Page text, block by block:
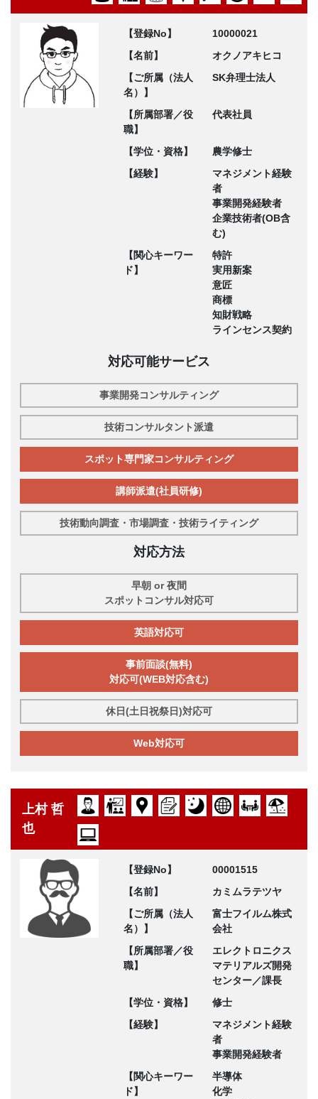
【登録No】
10000021
【名前】
オクノアキヒコ
【ご所属（法人
名）】
SK弁理士法人
【所属部署／役
職】
代表社員
【学位・資格】
農学修士
【経験】
マネジメント経験
者
事業開発経験者
企業技術者(OB含
む)
【関心キーワー
ド】
特許
実用新案
意匠
商標
知財戦略
ラインセンス契約
対応可能サービス
事業開発コンサルティング
技術コンサルタント派遣
スポット専門家コンサルティング
講師派遣(社員研修)
技術動向調査・市場調査・技術ライティング
対応方法
早朝 or 夜間
スポットコンサル対応可
英語対応可
事前面談(無料)
対応可(WEB対応含む)
休日(土日祝祭日)対応可
Web対応可
上村 哲
也
【登録No】
00001515
【名前】
カミムラテツヤ
【ご所属（法人
名）】
富士フイルム株式
会社
【所属部署／役
職】
エレクトロニクス
マテリアルズ開発
センター／課長
【学位・資格】
修士
【経験】
マネジメント経験
者
事業開発経験者
【関心キーワー
ド】
半導体
化学